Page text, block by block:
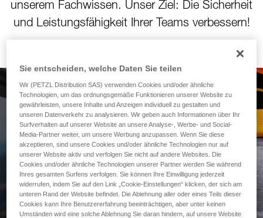
unserem Fachwissen. Unser Ziel: Die Sicherheit
und Leistungsfähigkeit Ihrer Teams verbessern!
Neues Modul zur
Berechnung des
Sturzraumes
Nutzen Sie unser Tool zur
Sturzraumberechnung
Sie entscheiden, welche Daten Sie teilen
Wir (PETZL Distribution SAS) verwenden Cookies und/oder ähnliche
Technologien, um das ordnungsgemäße Funktionieren unserer Website zu
gewährleisten, unsere Inhalte und Anzeigen individuell zu gestalten und
unseren Datenverkehr zu analysieren. Wir geben auch Informationen über Ihr
Surfverhalten auf unserer Website an unsere Analyse-, Werbe- und Social-
Media-Partner weiter, um unsere Werbung anzupassen. Wenn Sie diese
akzeptieren, sind unsere Cookies und/oder ähnliche Technologien nur auf
unserer Website aktiv und verfolgen Sie nicht auf andere Websites. Die
Cookies und/oder ähnliche Technologien unserer Partner werden Sie während
Ihres gesamten Surfens verfolgen. Sie können Ihre Einwilligung jederzeit
widerrufen, indem Sie auf den Link „Cookie-Einstellungen“ klicken, der sich am
unteren Rand der Website befindet. Die Ablehnung aller oder eines Teils dieser
Cookies kann Ihre Benutzererfahrung beeinträchtigen, aber unter keinen
Umständen wird eine solche Ablehnung Sie daran hindern, auf unsere Website